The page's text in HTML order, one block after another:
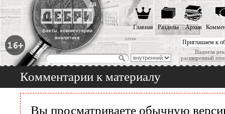
Приглашаем к
Надоела
расширенный
Главная Разделы Архив
Комментарии к материалу
Вы просматриваете обычную